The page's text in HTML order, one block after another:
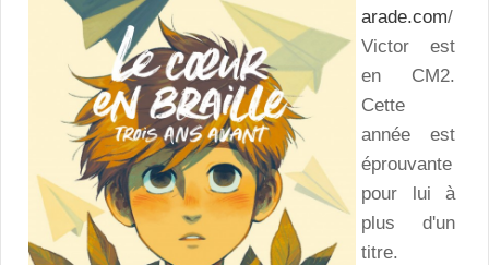
arade.com/
Victor est
en CM2.
Cette
année est
éprouvante
pour lui à
plus d'un
titre.